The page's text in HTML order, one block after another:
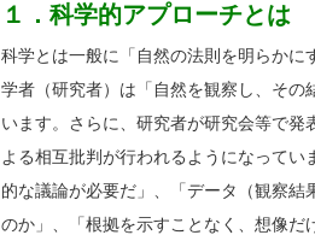
１．科学的アプローチとは
科学とは一般に「自然の法則を明らか
学者（研究者）は「自然を観察し、そ
います。さらに、研究者が研究会等で
よる相互批判が行われるようになって
的な議論が必要だ」、「データ（観察
のか」、「根拠を示すことなく、想像